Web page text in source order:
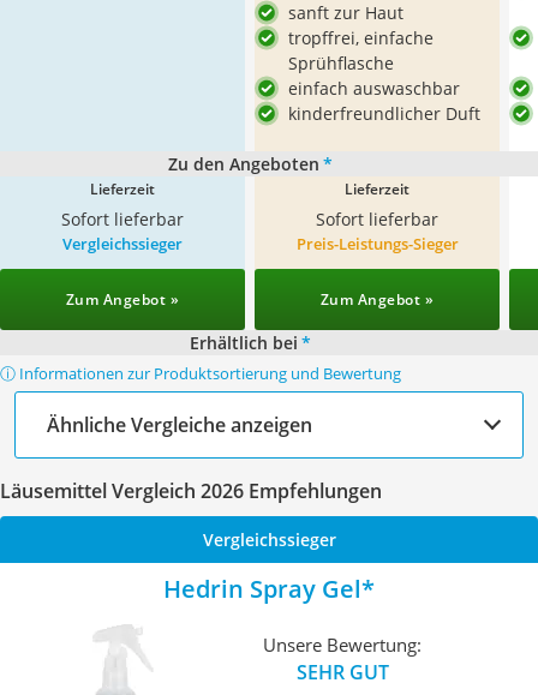
sanft zur Haut
tropffrei, einfache
Sprühflasche
einfach auswaschbar
kinderfreundlicher Duft
Zu den Angeboten *
Lieferzeit
Sofort lieferbar
Lieferzeit
Sofort lieferbar
Vergleichssieger
Zum Angebot »
Preis-Leistungs-Sieger
Zum Angebot »
Erhältlich bei *
ⓘ Informationen zur Produktsortierung und Bewertung
Ähnliche Vergleiche anzeigen
Läusemittel Vergleich 2026 Empfehlungen
Vergleichssieger
Hedrin Spray Gel
Unsere Bewertung:
SEHR GUT